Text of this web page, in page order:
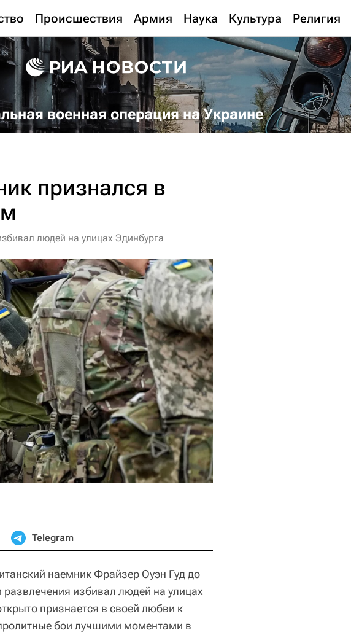
Происшествия Армия Наука Культура Религия
военная операция на Украине
признался в
людей на улицах Эдинбурга
Telegram
наемник Фрайзер Оуэн Гуд до
развлечения избивал людей на улицах
признается в своей любви к
бои лучшими моментами в